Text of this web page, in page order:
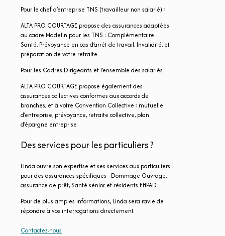
Pour le chef d’entreprise TNS (travailleur non salarié) :
ALTA PRO COURTAGE propose des assurances adaptées
au cadre Madelin pour les TNS : Complémentaire
Santé, Prévoyance en cas d’arrêt de travail, Invalidité, et
préparation de votre retraite.
Pour les Cadres Dirigeants et l’ensemble des salariés :
ALTA PRO COURTAGE propose également des
assurances collectives conformes aux accords de
branches, et à votre Convention Collective : mutuelle
d’entreprise, prévoyance, retraite collective, plan
d’épargne entreprise.
Des services pour les particuliers ?
Linda ouvre son expertise et ses services aux particuliers
pour des assurances spécifiques : Dommage Ouvrage,
assurance de prêt, Santé sénior et résidents EHPAD.
Pour de plus amples informations, Linda sera ravie de
répondre à vos interrogations directement.
Contactez-nous